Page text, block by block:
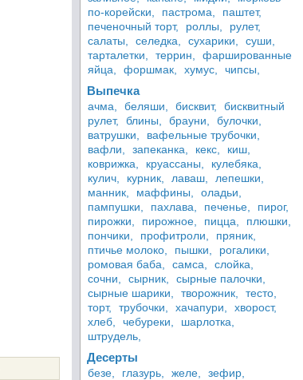
по-корейски,
пастрома,
паштет,
печеночный торт,
роллы,
рулет,
салаты,
селедка, сухарики,
суши,
тарталетки,
террин,
фаршированные
яйца,
форшмак, хумус, чипсы,
Выпечка
ачма, беляши, бисквит,
бисквитный
рулет,
блины, брауни,
булочки,
ватрушки,
вафельные трубочки,
вафли,
запеканка, кекс,
киш,
коврижка,
круассаны,
кулебяка,
кулич,
курник, лаваш,
лепешки,
манник,
маффины,
оладьи,
пампушки,
пахлава, печенье,
пирог,
пирожки,
пирожное, пицца,
плюшки,
пончики,
профитроли,
пряник,
птичье молоко,
пышки,
рогалики,
ромовая баба,
самса,
слойка,
сочни,
сырник,
сырные палочки,
сырные шарики,
творожник,
тесто,
торт,
трубочки, хачапури,
хворост,
хлеб,
чебуреки,
шарлотка,
штрудель,
Десерты
безе, глазурь, желе,
зефир,